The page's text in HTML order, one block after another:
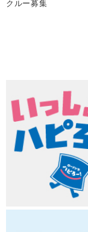
クルー募集